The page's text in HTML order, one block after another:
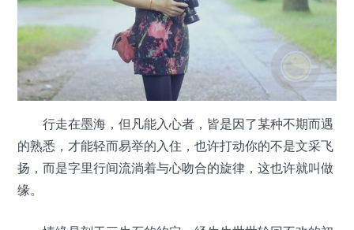
行走在墨海，但凡能入心者，皆是因了某种不期而遇
的熟悉，才能轻而易举的入住，也许打动你的不是文采飞
扬，而是字里行间流淌着与心吻合的旋律，这也许就叫做
缘。